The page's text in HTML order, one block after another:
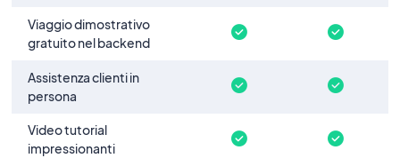
Viaggio dimostrativo
gratuito nel backend
Assistenza clienti in
persona
Video tutorial
impressionanti